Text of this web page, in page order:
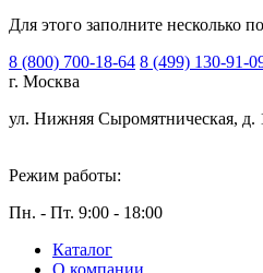
Для этого заполните несколько
8 (800) 700-18-64 8 (499) 130-91-
г. Москва
ул. Нижняя Сыромятническая, д.
Режим работы:
Пн. - Пт. 9:00 - 18:00
Каталог